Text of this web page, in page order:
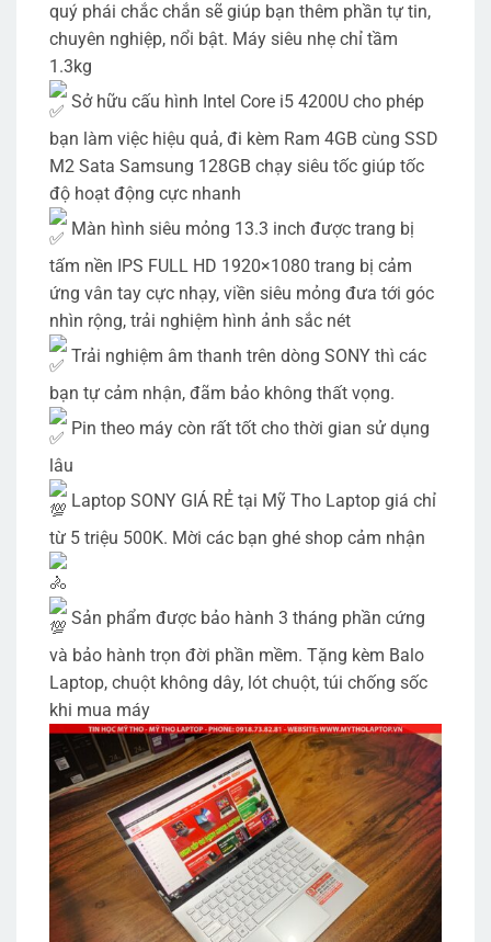
quý phái chắc chắn sẽ giúp bạn thêm phần tự tin,
chuyên nghiệp, nổi bật. Máy siêu nhẹ chỉ tầm
1.3kg
Sở hữu cấu hình Intel Core i5 4200U cho phép
bạn làm việc hiệu quả, đi kèm Ram 4GB cùng SSD
M2 Sata Samsung 128GB chạy siêu tốc giúp tốc
độ hoạt động cực nhanh
Màn hình siêu mỏng 13.3 inch được trang bị
tấm nền IPS FULL HD 1920×1080 trang bị cảm
ứng vân tay cực nhạy, viền siêu mỏng đưa tới góc
nhìn rộng, trải nghiệm hình ảnh sắc nét
Trải nghiệm âm thanh trên dòng SONY thì các
bạn tự cảm nhận, đãm bảo không thất vọng.
Pin theo máy còn rất tốt cho thời gian sử dụng
lâu
Laptop SONY GIÁ RẺ tại Mỹ Tho Laptop giá chỉ
từ 5 triệu 500K. Mời các bạn ghé shop cảm nhận
Sản phẩm được bảo hành 3 tháng phần cứng
và bảo hành trọn đời phần mềm. Tặng kèm Balo
Laptop, chuột không dây, lót chuột, túi chống sốc
khi mua máy